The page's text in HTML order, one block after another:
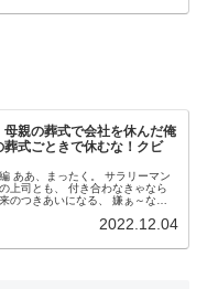
母親の葬式で会社を休んだ俺
葬式ごときで休むな！クビ
ああ、まったく。 サラリーマン
上司とも、 付き合わなきゃなら
のつきあいになる、 嫌ぁ～な上
2022.12.04